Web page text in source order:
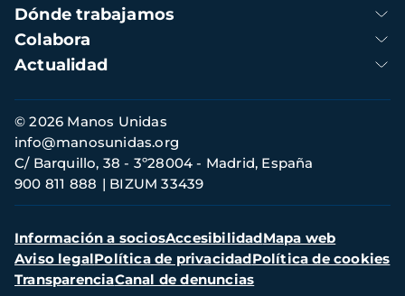
Dónde trabajamos
Colabora
Actualidad
Información
de
contacto
© 2026 Manos Unidas
C/ Barquillo, 38 - 3º28004 - Madrid, España
900 811 888
BIZUM 33439
info@manosunidas.org
Menú
secundario
Información a sociosAccesibilidadMapa web
Aviso legalPolítica de privacidadPolítica de cookies
TransparenciaCanal de denuncias